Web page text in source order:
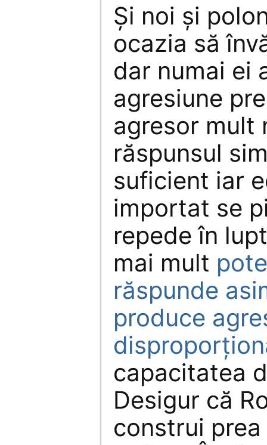
Și noi și
ocazia să
dar numai ei
agresiune
agresor mult
răspunsul
suficient iar
importat se
repede în
mai mult
răspunde
produce
capacitatea
Desigur că
construi